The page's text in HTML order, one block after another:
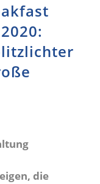
die